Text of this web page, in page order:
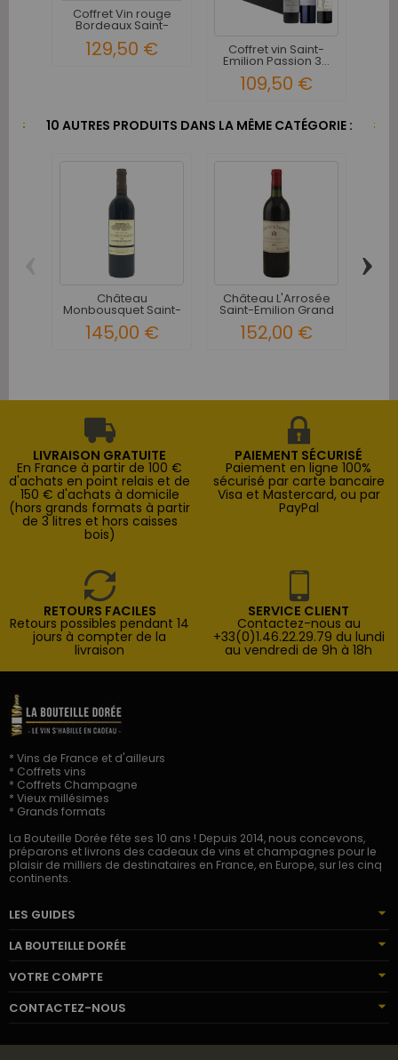
Coffret Vin rouge
Bordeaux Saint-
129,50 € Coffret vin Saint-
Emilion Passion 3...
109,50 €
10 AUTRES PRODUITS DANS LA MÊME CATÉGORIE :
Château
Monbousquet Saint-
Emilion Grand...
145,00 €
Château L'Arrosée
Saint-Emilion Grand
Cru...
152,00 €
›
LIVRAISON GRATUITE
En France à partir de 100 €
d'achats en point relais et de
150 € d'achats à domicile
(hors grands formats à partir
de 3 litres et hors caisses
bois)
PAIEMENT SÉCURISÉ
Paiement en ligne 100%
sécurisé par carte bancaire
Visa et Mastercard, ou par
PayPal
RETOURS FACILES
Retours possibles pendant 14
jours à compter de la
livraison
SERVICE CLIENT
Contactez-nous au
+33(0)1.46.22.29.79 du lundi
au vendredi de 9h à 18h
* Vins de France et d'ailleurs
* Coffrets vins
* Coffrets Champagne
* Vieux millésimes
* Grands formats
La Bouteille Dorée fête ses 10 ans ! Depuis 2014, nous concevons,
préparons et livrons des cadeaux de vins et champagnes pour le
plaisir de milliers de destinataires en France, en Europe, sur les cinq
continents.
LES GUIDES
LA BOUTEILLE DORÉE
VOTRE COMPTE
CONTACTEZ-NOUS